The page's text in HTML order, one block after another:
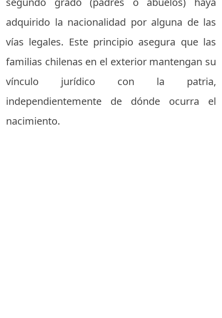
adquirido la nacionalidad por alguna de las
vías legales. Este principio asegura que las
familias chilenas en el exterior mantengan su
vínculo jurídico con la patria,
independientemente de dónde ocurra el
nacimiento.